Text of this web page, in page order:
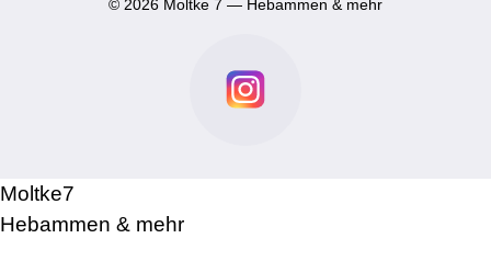
© 2026 Moltke 7 — Hebammen & mehr
Moltke7
Hebammen & mehr